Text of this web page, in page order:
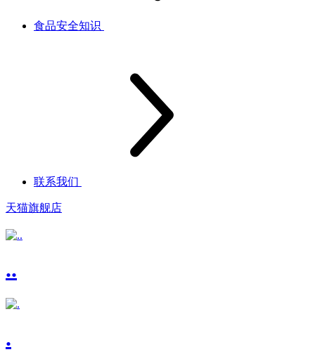
食品安全知识
联系我们
天猫旗舰店
..
.